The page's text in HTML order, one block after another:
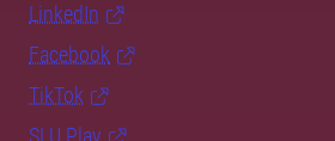
LinkedIn
Facebook
TikTok
SLU Play